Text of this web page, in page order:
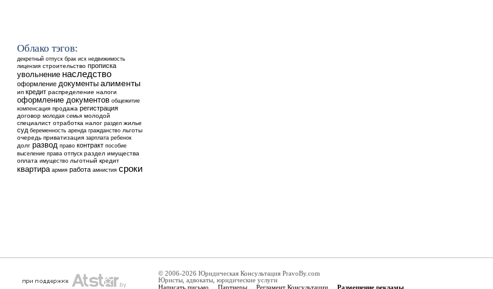
Облако тэгов:
декретный отпуск брак иск недвижимость
лицензия строительство прописка
увольнение наследство
оформление документы алименты
ип кредит распределение налоги
оформление документов общежитие
компенсация продажа регистрация
договор молодая семья молодой
специалист отработка налог раздел жилье
суд беременность аренда гражданство льготы
очередь приватизация зарплата ребенок
долг развод право контракт пособие
выселение права отпуск раздел имущества
оплата имущество льготный кредит
квартира армия работа амнистия сроки
© 2006-2026 Юридическая Консультация PravoBy.com
Юристы, адвокаты, юридические услуги
Написать письмо Партнеры Регламент Консультации Размещение рекламы